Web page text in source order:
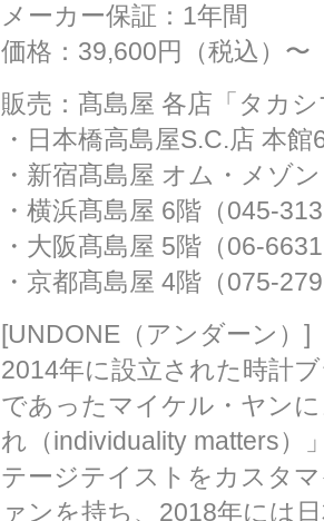
メーカー保証：1年間
価格：39,600円（税込）〜
販売：髙島屋 各店「タカ
・日本橋高島屋S.C.店 本
・新宿髙島屋 オム・メゾ
・横浜髙島屋 6階（045-
・大阪髙島屋 5階（06-
・京都髙島屋 4階（075-
[UNDONE（アンダーン）]
2014年に設立された時計
であったマイケル・ヤン
れ（individuality matters）
テージテイストをカスタ
ァンを持ち、2018年には